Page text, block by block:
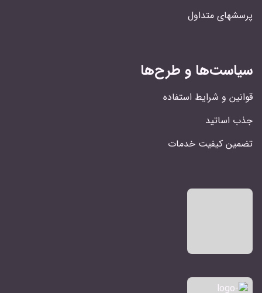
پرسشهای متداول
سیاست‌ها و طرح‌ها
قوانین و شرایط استفاده
جذب اساتید
تضمین کیفیت خدمات